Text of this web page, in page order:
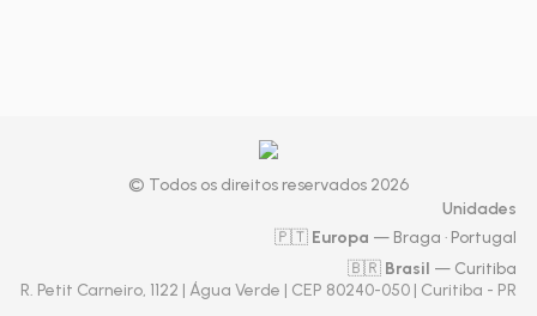
© Todos os direitos reservados 2026
Unidades
🇵🇹 Europa — Braga · Portugal
🇧🇷 Brasil — Curitiba
R. Petit Carneiro, 1122 | Água Verde | CEP 80240-050 | Curitiba - PR